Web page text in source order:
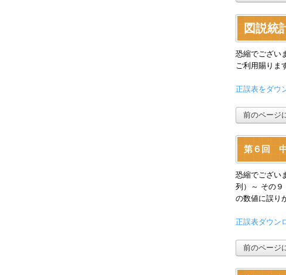
図説統
恐縮でござい
ご利用賜りま
正誤表をダウ
前のページ
第６回 中
恐縮でござい
列）～ その９
の数値に誤り
正誤表ダウン
前のページ